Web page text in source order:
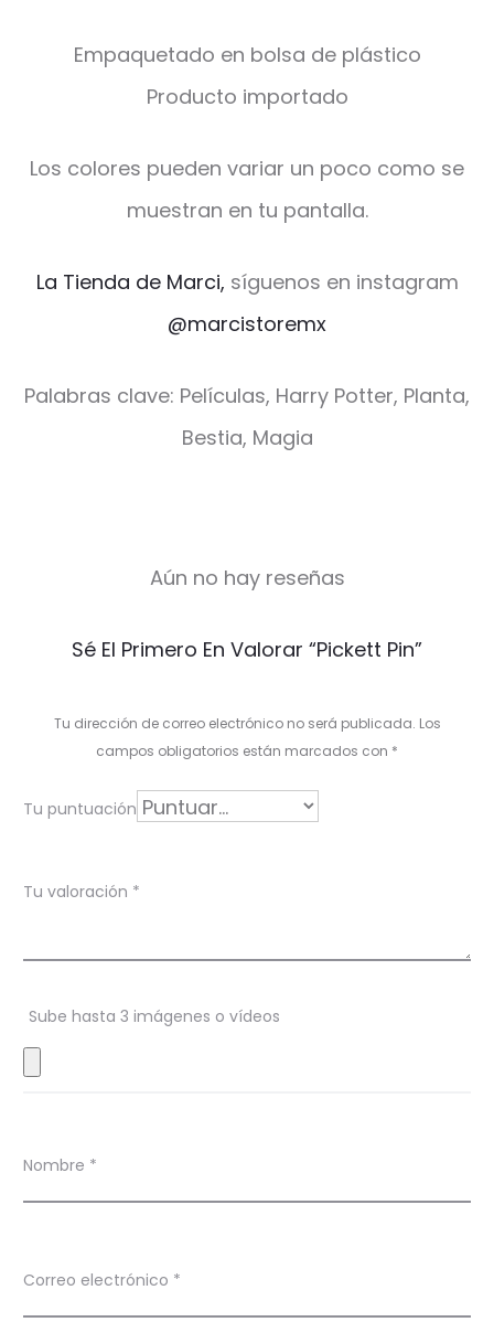
Empaquetado en bolsa de plástico
Producto importado
Los colores pueden variar un poco como se
muestran en tu pantalla.
La Tienda de Marci, síguenos en instagram
@marcistoremx
Palabras clave: Películas, Harry Potter, Planta,
Bestia, Magia
r
i
o
e
s
Aún no hay reseñas
Sé El Primero En Valorar “Pickett Pin”
Tu dirección de correo electrónico no será publicada. Los
campos obligatorios están marcados con *
Tu puntuación
Tu valoración *
Sube hasta 3 imágenes o vídeos
Nombre *
Correo electrónico *